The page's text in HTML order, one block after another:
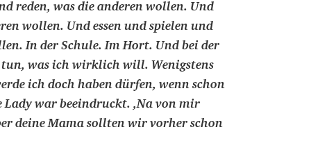
reden, was die anderen wollen. Und
wollen. Und essen und spielen und
In der Schule. Im Hort. Und bei der
was ich wirklich will. Wenigstens
ich doch haben dürfen, wenn schon
Lady war beeindruckt. ,Na von mir
deine Mama sollten wir vorher schon